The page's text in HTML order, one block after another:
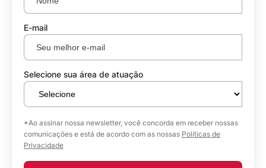
E-mail
Selecione sua área de atuação
*Ao assinar nossa newsletter, você concorda em receber nossas
comunicações e está de acordo com as nossas Políticas de
Privacidade